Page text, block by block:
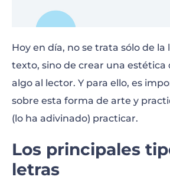
Hoy en día, no se trata sólo de
texto, sino de crear una estética
algo al lector. Y para ello, es
sobre esta forma de arte y
(lo ha adivinado) practicar.
Los principales
letras